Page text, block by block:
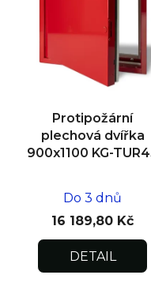
Protipožární
plechová dvířka
900x1100 KG-
Do 3 dnů
16 189,80 Kč
DETAIL